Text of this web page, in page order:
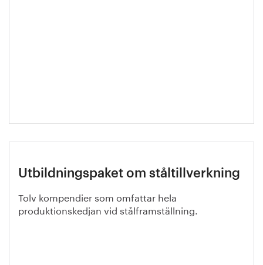
Utbildningspaket om ståltillverkning
Tolv kompendier som omfattar hela
produktionskedjan vid stålframställning.